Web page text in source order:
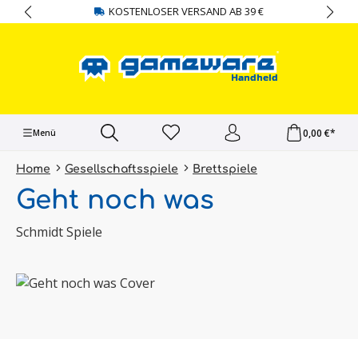
springen KOSTENLOSER VERSAND AB 39 €
Menü 0,00 €*
Home Gesellschaftsspiele Brettspiele
Geht noch was
Schmidt Spiele
Bildergalerie überspringen